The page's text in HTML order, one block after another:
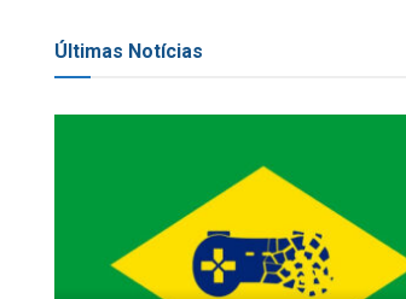
Últimas Notícias